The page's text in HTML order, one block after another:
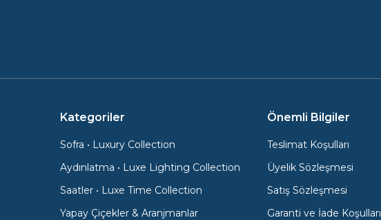
Kategoriler
Sofra • Luxury Collection
Aydınlatma • Luxe Lighting Collection
Saatler • Luxe Time Collection
Yapay Çiçekler & Aranjmanlar
Önemli Bilgiler
Teslimat Koşulları
Üyelik Sözleşmesi
Satış Sözleşmesi
Garanti ve İade Koşulları